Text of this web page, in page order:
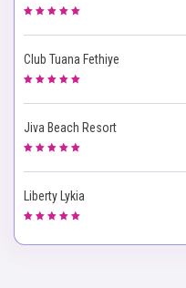
Club Tuana Fethiye
Jiva Beach Resort
Liberty Lykia